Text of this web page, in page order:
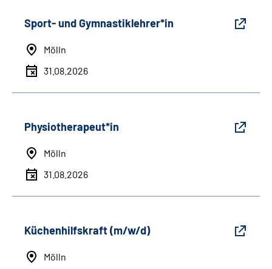
Sport- und Gymnastiklehrer*in
Mölln
31.08.2026
Physiotherapeut*in
Mölln
31.08.2026
Küchenhilfskraft (m/w/d)
Mölln